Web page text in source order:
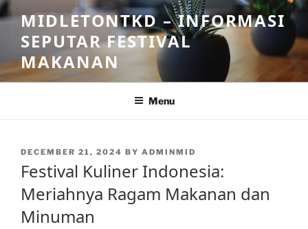
Skip
to
content
MIDLETONTKD – INFORMASI
SEPUTAR FESTIVAL
MAKANAN
Menu
POSTED
DECEMBER 21, 2024 BY ADMINMID
Festival Kuliner Indonesia:
Meriahnya Ragam Makanan dan
Minuman